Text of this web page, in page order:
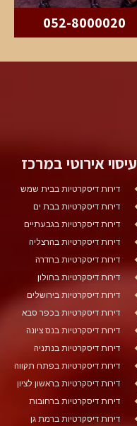
052-8000020
עיסוי אירוטי במרכז
דירות דיסקרטיות בבית שמש
דירות דיסקרטיות בבת ים
דירות דיסקרטיות בגבעתיים
דירות דיסקרטיות בהרצליה
דירות דיסקרטיות בחדרה
דירות דיסקרטיות בחולון
דירות דיסקרטיות בירושלים
דירות דיסקרטיות בכפר סבא
דירות דיסקרטיות בנס ציונה
דירות דיסקרטיות בנתניה
דירות דיסקרטיות בפתח תקווה
דירות דיסקרטיות בראשון לציון
דירות דיסקרטיות ברחובות
דירות דיסקרטיות ברמת גן